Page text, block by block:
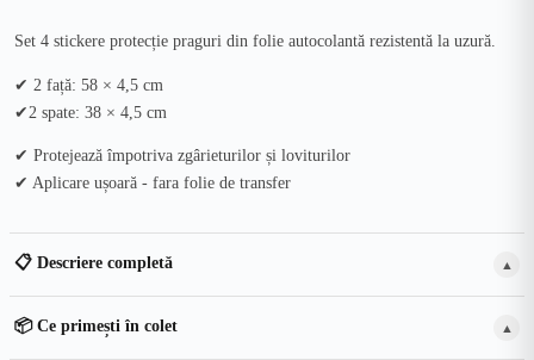
Set 4 stickere protecție praguri din folie autocolantă rezistentă la uzură.
✔ 2 față: 58 × 4,5 cm
✔2 spate: 38 × 4,5 cm
✔ Protejează împotriva zgârieturilor și loviturilor
✔ Aplicare ușoară - fara folie de transfer
📋 Descriere completă ▲
📦 Ce primești în colet ▲